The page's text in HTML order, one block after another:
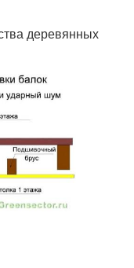
деревянных